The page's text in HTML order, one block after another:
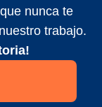
nunca te
trabajo.